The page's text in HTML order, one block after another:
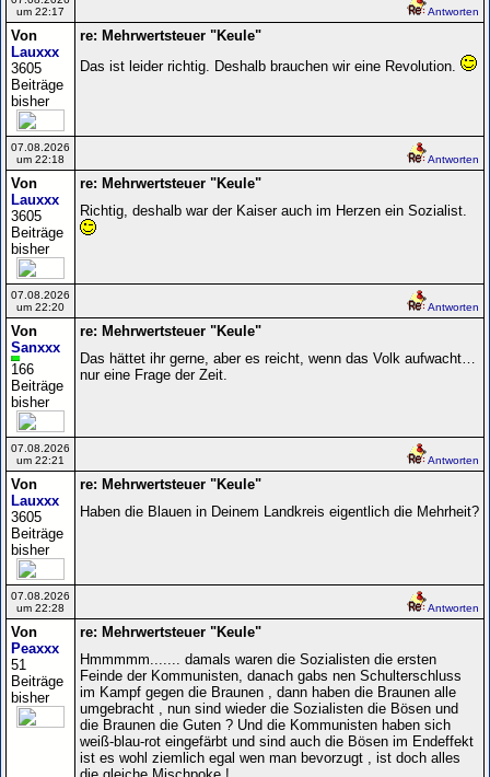
um 22:17
Antworten
Von
Lauxxx
3605
Beiträge
bisher
re: Mehrwertsteuer "Keule"
Das ist leider richtig. Deshalb brauchen wir eine Revolution.
07.08.2026
um 22:18
Antworten
Von
Lauxxx
3605
Beiträge
bisher
re: Mehrwertsteuer "Keule"
Richtig, deshalb war der Kaiser auch im Herzen ein Sozialist.
07.08.2026
um 22:20
Antworten
Von
Sanxxx
166
Beiträge
bisher
re: Mehrwertsteuer "Keule"
Das hättet ihr gerne, aber es reicht, wenn das Volk aufwacht…
nur eine Frage der Zeit.
07.08.2026
um 22:21
Antworten
Von
Lauxxx
3605
Beiträge
bisher
re: Mehrwertsteuer "Keule"
Haben die Blauen in Deinem Landkreis eigentlich die Mehrheit?
07.08.2026
um 22:28
Antworten
Von
Peaxxx
51
Beiträge
bisher
re: Mehrwertsteuer "Keule"
Hmmmmm....... damals waren die Sozialisten die ersten
Feinde der Kommunisten, danach gabs nen Schulterschluss
im Kampf gegen die Braunen , dann haben die Braunen alle
umgebracht , nun sind wieder die Sozialisten die Bösen und
die Braunen die Guten ? Und die Kommunisten haben sich
weiß-blau-rot eingefärbt und sind auch die Bösen im Endeffekt
ist es wohl ziemlich egal wen man bevorzugt , ist doch alles